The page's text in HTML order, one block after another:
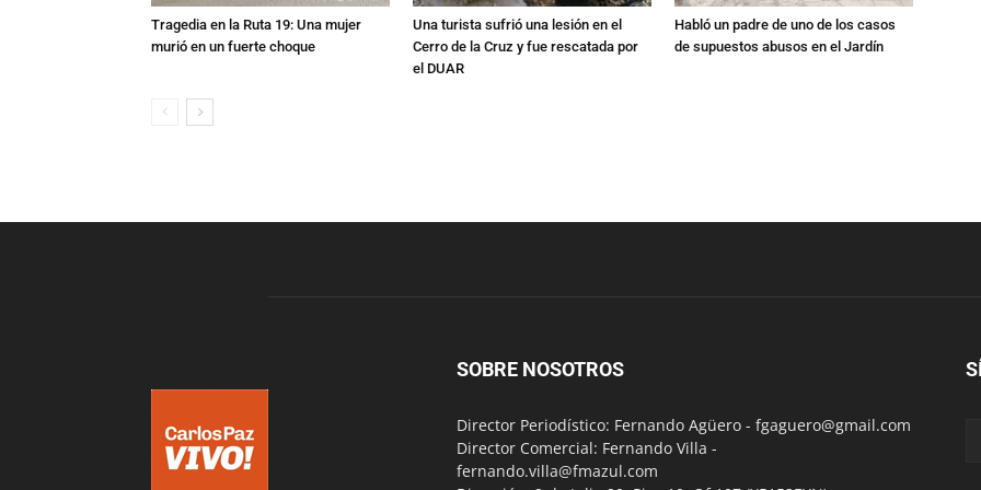
Tragedia en la Ruta 19: Una mujer
murió en un fuerte choque
Una turista sufrió una lesión en el
Cerro de la Cruz y fue rescatada por
el DUAR
Habló un padre de uno de los casos
de supuestos abusos en el Jardín
SOBRE NOSOTROS
Director Periodístico: Fernando Agüero - fgaguero@gmail.com
Director Comercial: Fernando Villa -
fernando.villa@fmazul.com